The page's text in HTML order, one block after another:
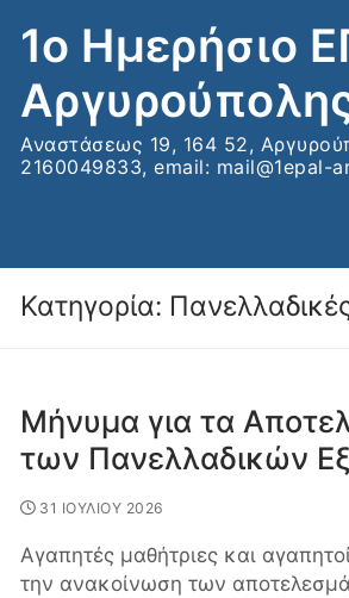
στο
περιεχόμενο
1ο Ημερήσιο
Αναστάσεως 19, 164 52,
2160049833, email: mail@1epal-
Κατηγορία:
Μήνυμα για τα
των Πανελλαδικών
31 ΙΟΥΛΙΟΥ 2026
Αγαπητές μαθήτριες και
την ανακοίνωση των